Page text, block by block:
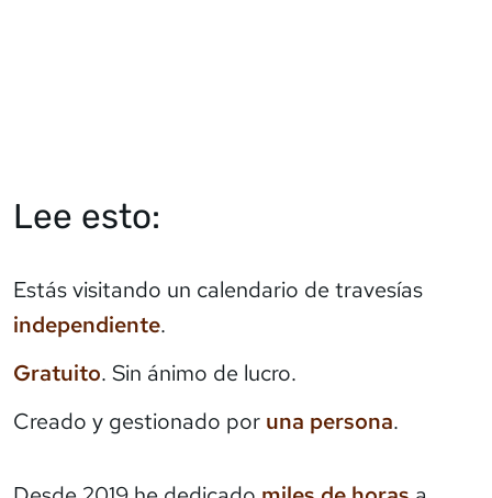
Lee esto:
Estás visitando un calendario de travesías
independiente.
Gratuito. Sin ánimo de lucro.
Creado y gestionado por una persona.